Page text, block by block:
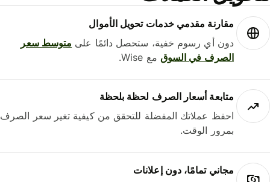
مقارنة مقدمي خدمات تحويل الأموال
دون أي رسوم خفية، ستحصل دائمًا علىمتوسط ​​سعر
الصرف في السوقمع Wise.
متابعة أسعار الصرف لحظة بلحظة
احفظ عملاتك المفضلة للتحقق من كيفية تغير سعر الصرف
بمرور الوقت.
مجاني تمامًا، دون إعلانات